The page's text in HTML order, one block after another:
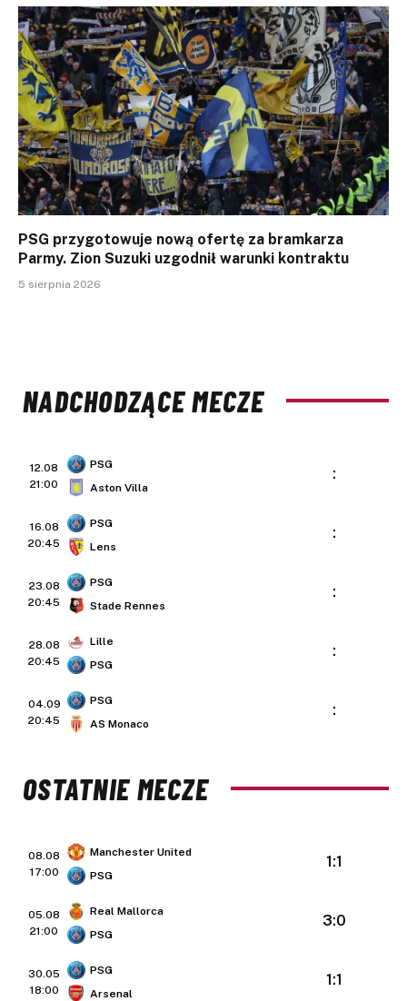
PSG przygotowuje nową ofertę za bramkarza
Parmy. Zion Suzuki uzgodnił warunki kontraktu
5 sierpnia 2026
NADCHODZĄCE MECZE
12.08
21:00
PSG
Aston Villa
:
16.08
20:45
PSG
Lens
:
23.08
20:45
PSG
Stade Rennes
:
28.08
20:45
Lille
PSG
:
04.09
20:45
PSG
AS Monaco
:
OSTATNIE MECZE
08.08
17:00
Manchester United
PSG
1:1
05.08
21:00
Real Mallorca
PSG
3:0
30.05
18:00
PSG
Arsenal
1:1